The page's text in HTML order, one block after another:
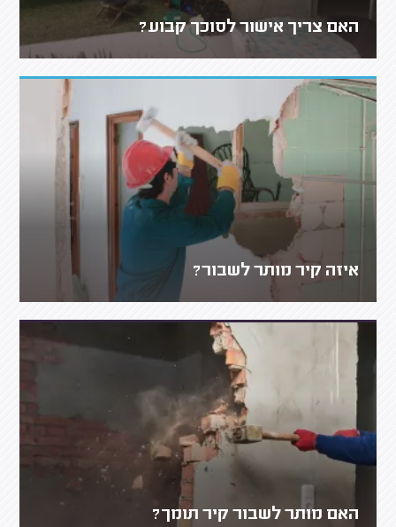
האם צריך אישור לסוכך קבוע?
איזה קיר מותר לשבור?
האם מותר לשבור קיר תומך?